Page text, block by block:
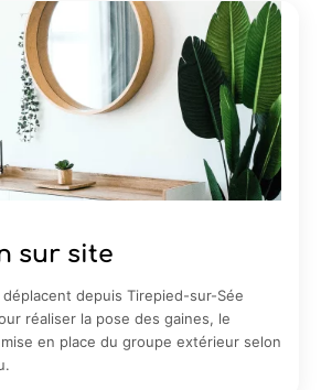
sur site
depuis Tirepied-sur-Sée
réaliser la pose des gaines, le
en place du groupe extérieur selon